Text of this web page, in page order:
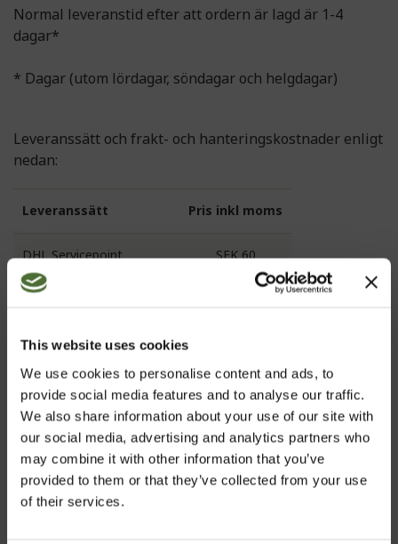
This website uses cookies
We use cookies to personalise content and ads, to
provide social media features and to analyse our traffic.
We also share information about your use of our site with
our social media, advertising and analytics partners who
may combine it with other information that you’ve
provided to them or that they’ve collected from your use
of their services.
Normal leveranstid efter att ordern är lagd är 1-4
dagar*
* Dagar (utom lördagar, söndagar och helgdagar)
Leveranssätt och frakt- och hanteringskostnader enligt
nedan:
Leveranssätt Pris inkl moms
DHL Servicepoint SEK 60
DHL Paket
Det är mycket viktigt att du väljer det leveranssätt du
föredrar när du lägger din order. Om inget leveranssätt
har valts kommer din order automatiskt levereras med
DHL Servicepoint.
Leveranser som är tyngre än 70 kg eller består av fler
än 4 kolli (max vikt per kolli är 20 kg) skickas som DHL
Paket med de priser som anges ovan, oavsett vilket